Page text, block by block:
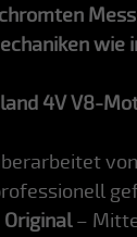
wie
4V V8-
von
Original–